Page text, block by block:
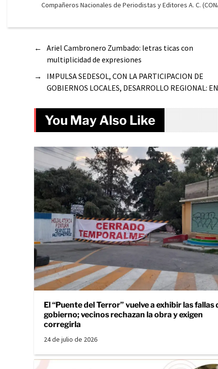
Compañeros Nacionales de Periodistas y Editores A. C.
←
Ariel Cambronero Zumbado: letras ticas con
multiplicidad de expresiones
→
IMPULSA SEDESOL, CON LA PARTICIPACION DE
GOBIERNOS LOCALES, DESARROLLO REGIONAL:
You May Also Like
El “Puente del Terror” vuelve a exhibir las fallas
gobierno; vecinos rechazan la obra y exigen
corregirla
24 de julio de 2026